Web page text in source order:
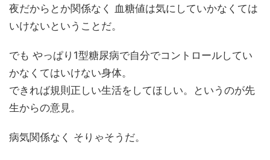
夜だからとか関係なく 血糖値は気にしていかなくては
いけないということだ。
でも やっぱり1型糖尿病で自分でコントロールしてい
かなくてはいけない身体。
できれば規則正しい生活をしてほしい。というのが先
生からの意見。
病気関係なく そりゃそうだ。